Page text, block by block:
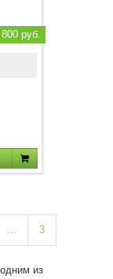
руб.
... 3
из